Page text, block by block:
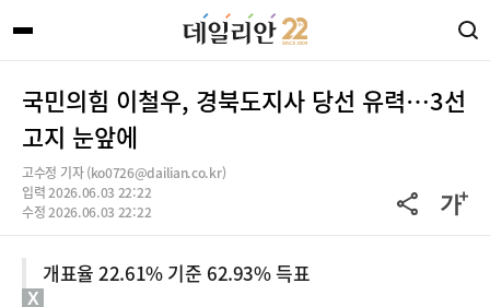
국민의힘 이철우, 경북도지사 당선 유력…3선
고지 눈앞에
고수정 기자 (ko0726@dailian.co.kr)
입력 2026.06.03 22:22
수정 2026.06.03 22:22
개표율 22.61% 기준 62.93% 득표
X